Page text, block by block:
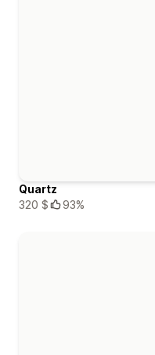
Quartz
320 $
93%